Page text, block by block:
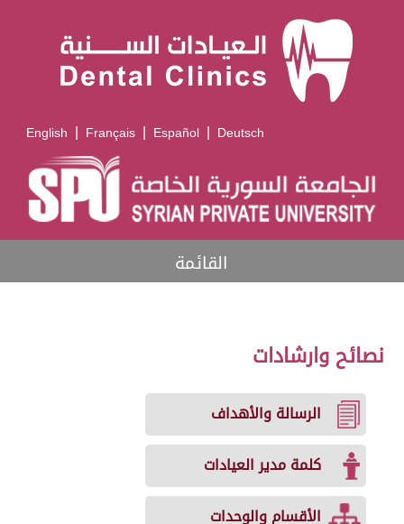
English | Français | Español | Deutsch
القائمة
نصائح وارشادات
الرسالة والأهداف
كلمة مدير العيادات
الأقسام والوحدات